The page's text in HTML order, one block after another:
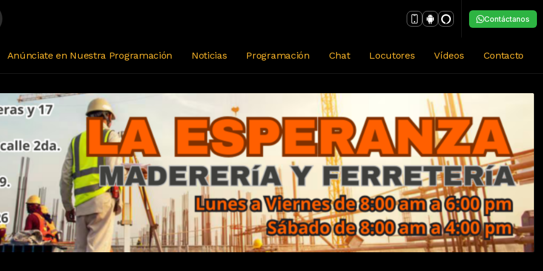
Contáctanos
Anúnciate en Nuestra Programación Noticias Programación Chat Locutores Vídeos Contacto